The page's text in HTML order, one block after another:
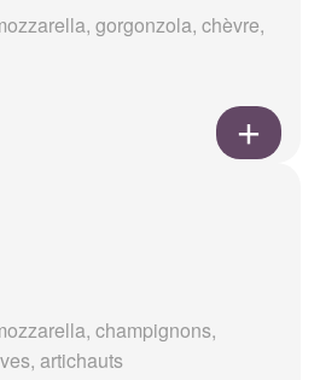
gorgonzola, chèvre,
champignons,
artichauts